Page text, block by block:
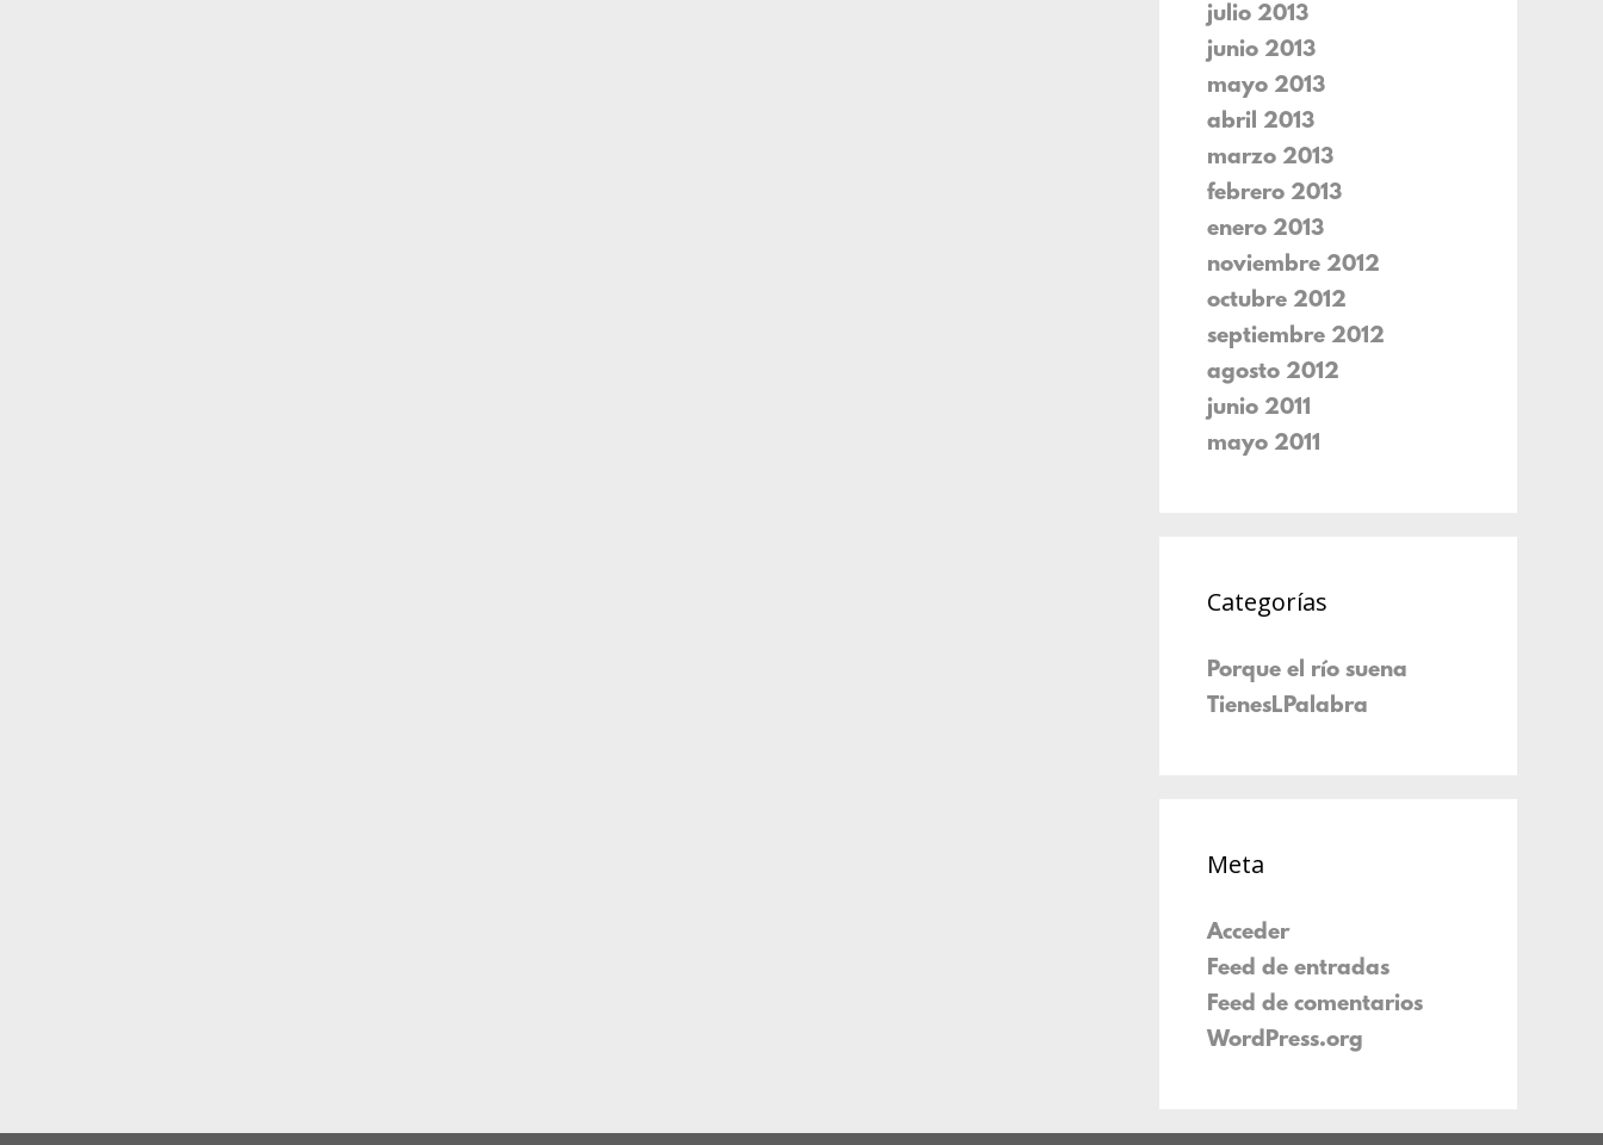
julio 2013
junio 2013
mayo 2013
abril 2013
marzo 2013
febrero 2013
enero 2013
noviembre 2012
octubre 2012
septiembre 2012
agosto 2012
junio 2011
mayo 2011
Categorías
Porque el río suena
TienesLPalabra
Meta
Acceder
Feed de entradas
Feed de comentarios
WordPress.org